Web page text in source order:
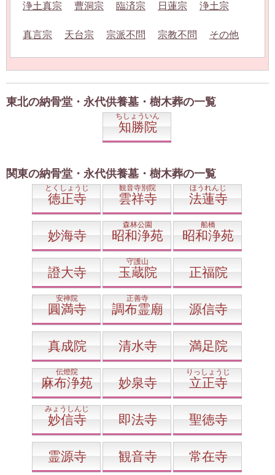
浄土真宗 曹洞宗 臨済宗 日蓮宗 浄土宗
真言宗 天台宗 宗派不問 宗教不問 その他
東北の納骨堂・永代供養墓・樹木葬の一覧
ちしょういん
知勝院
関東の納骨堂・永代供養墓・樹木葬の一覧
とくしょうじ
徳正寺
観音寺別院
雲祥寺
ほうれんじ
法蓮寺
妙海寺
森林公園
昭和浄苑
船橋
昭和浄苑
證大寺
守護山
玉蔵院 正福院
安禅院
圓満寺
正善寺
調布霊廟 源信寺
真成院 清水寺 満足院
伝燈院
麻布浄苑 妙泉寺
りっしょうじ
立正寺
みょうしんじ
妙信寺 即法寺 聖徳寺
霊源寺 観音寺 常在寺